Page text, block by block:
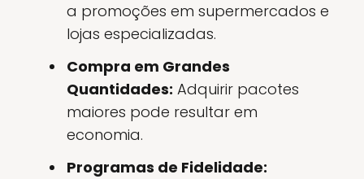
a promoções em supermercados e
lojas especializadas.
Compra em Grandes
Quantidades: Adquirir pacotes
maiores pode resultar em
economia.
Programas de Fidelidade: